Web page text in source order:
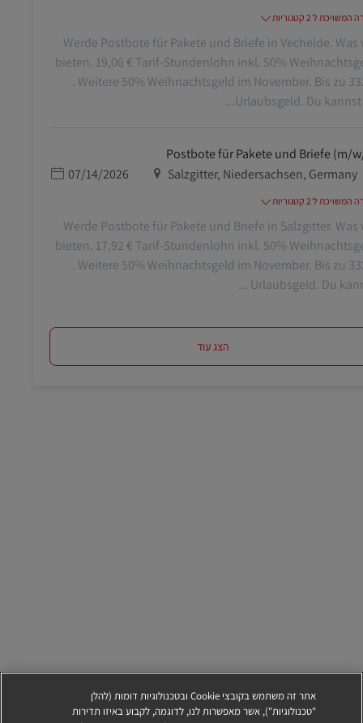
ל 2 קטגוריות
Werde Postbote für Pakete und Briefe in Vechelde. Was
bieten. 19,06 € Tarif-Stundenlohn inkl. 50%
. Weitere 50% Weihnachtsgeld im November. Bis zu
Urlaubsgeld. Du kannst
Postbote für Pakete und Briefe (m/
מיקום
Salzgitter, Niedersachsen, Germany תאריך פרסום
07/14/2026
ל 2 קטגוריות
Werde Postbote für Pakete und Briefe in Salzgitter. Was
bieten. 17,92 € Tarif-Stundenlohn inkl. 50%
. Weitere 50% Weihnachtsgeld im November. Bis zu
Urlaubsgeld. Du
הצג עוד
אתר זה משתמש בקובצי Cookie ובטכנולוגיות דומות (להלן
"טכנולוגיות"), אשר מאפשרות לנו, לדוגמה, לקבוע באיזו תדירות